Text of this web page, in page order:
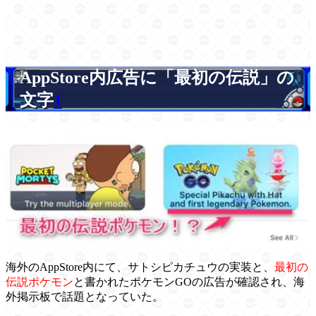
AppStore内広告に「最初の伝説」の
文字1
海外のAppStore内にて、サトシピカチュウの実装と、 最初の
伝説ポケモンと書かれたポケモンGOの広告が確認され、海
外掲示板で話題となっていた。